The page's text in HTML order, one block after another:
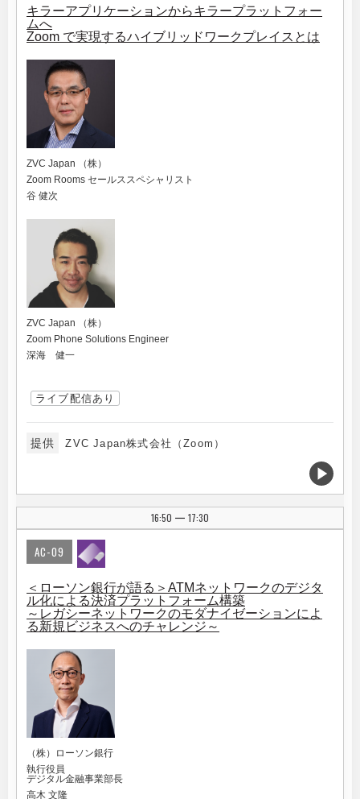
キラーアプリケーションからキラープラットフォー
ムへ
Zoom で実現するハイブリッドワークプレイスとは
ZVC Japan （株）
Zoom Rooms セールススペシャリスト
谷 健次
ZVC Japan （株）
Zoom Phone Solutions Engineer
深海 健一
ライブ配信あり
提供 ZVC Japan株式会社（Zoom）
16:50 | 17:30
AC-09
＜ローソン銀行が語る＞ATMネットワークのデジタ
ル化による決済プラットフォーム構築
～レガシーネットワークのモダナイゼーションによ
る新規ビジネスへのチャレンジ～
（株）ローソン銀行
執行役員
デジタル金融事業部長
高木 文隆